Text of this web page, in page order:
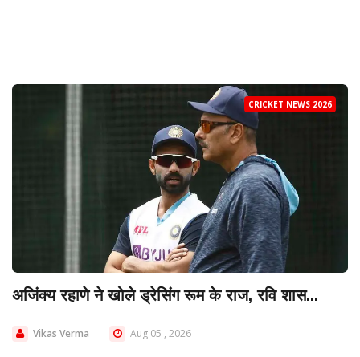
CRICKET NEWS 2026
अजिंक्य रहाणे ने खोले ड्रेसिंग रूम के राज, रवि शास...
Vikas Verma Aug 05 , 2026